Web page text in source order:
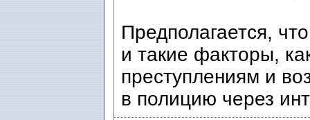
Предполагается,
и такие факторы,
преступлениям и
в полицию через